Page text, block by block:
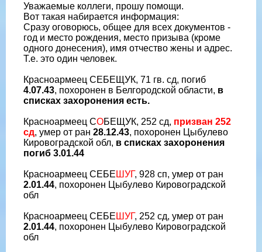
Уважаемые коллеги, прошу помощи.
Вот такая набирается информация:
Сразу оговорюсь, общее для всех документов -
год и место рождения, место призыва (кроме
одного донесения), имя отчество жены и адрес.
Т.е. это один человек.
Красноармеец СЕБЕЩУК, 71 гв. сд, погиб
4.07.43, похоронен в Белгородской области, в
списках захоронения есть.
Красноармеец СОБЕЩУК, 252 сд, призван 252
сд, умер от ран 28.12.43, похоронен Цыбулево
Кировоградской обл, в списках захоронения
погиб 3.01.44
Красноармеец СЕБЕ ШУГ, 928 сп, умер от ран
2.01.44, похоронен Цыбулево Кировоградской
обл
Красноармеец СЕБЕ ШУГ, 252 сд, умер от ран
2.01.44, похоронен Цыбулево Кировоградской
обл